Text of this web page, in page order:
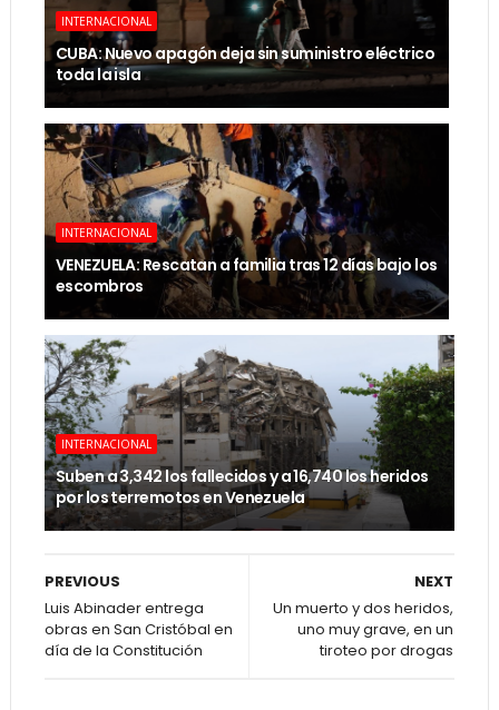
INTERNACIONAL
CUBA: Nuevo apagón deja sin suministro eléctrico
toda la isla
INTERNACIONAL
VENEZUELA: Rescatan a familia tras 12 días bajo los
escombros
INTERNACIONAL
Suben a 3,342 los fallecidos y a 16,740 los heridos
por los terremotos en Venezuela
NEXT
Un muerto y dos heridos,
uno muy grave, en un
tiroteo por drogas
PREVIOUS
Luis Abinader entrega
obras en San Cristóbal en
día de la Constitución